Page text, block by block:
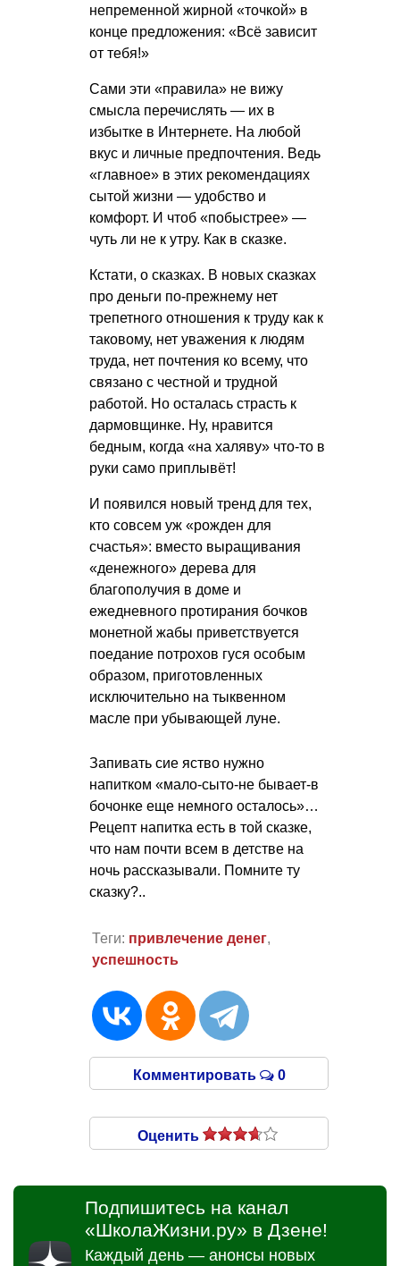
непременной жирной «точкой» в
конце предложения: «Всё зависит
от тебя!»
Сами эти «правила» не вижу
смысла перечислять — их в
избытке в Интернете. На любой
вкус и личные предпочтения. Ведь
«главное» в этих рекомендациях
сытой жизни — удобство и
комфорт. И чтоб «побыстрее» —
чуть ли не к утру. Как в сказке.
Кстати, о сказках. В новых сказках
про деньги по-прежнему нет
трепетного отношения к труду как к
таковому, нет уважения к людям
труда, нет почтения ко всему, что
связано с честной и трудной
работой. Но осталась страсть к
дармовщинке. Ну, нравится
бедным, когда «на халяву» что-то в
руки само приплывёт!
И появился новый тренд для тех,
кто совсем уж «рожден для
счастья»: вместо выращивания
«денежного» дерева для
благополучия в доме и
ежедневного протирания бочков
монетной жабы приветствуется
поедание потрохов гуся особым
образом, приготовленных
исключительно на тыквенном
масле при убывающей луне.
Запивать сие яство нужно
напитком «мало-сыто-не бывает-в
бочонке еще немного осталось»…
Рецепт напитка есть в той сказке,
что нам почти всем в детстве на
ночь рассказывали. Помните ту
сказку?..
Теги: привлечение денег,
успешность
Комментировать 0
Оценить
Подпишитесь на канал
«ШколаЖизни.ру» в Дзене!
Каждый день — анонсы новых